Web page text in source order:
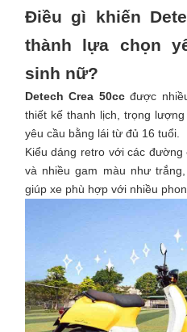
Điều gì khiến
thành lựa chọn
sinh nữ?
Detech Crea 50ccđược
thiết kế thanh lịch, trọng
yêu cầu bằng lái từ đủ 16 tuổi.
Kiểu dáng retro với các
và nhiều gam màu như
giúp xe phù hợp với nhiều